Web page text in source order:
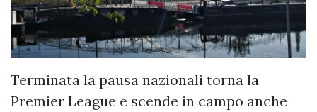
Terminata la pausa nazionali torna la
Premier League e scende in campo anche